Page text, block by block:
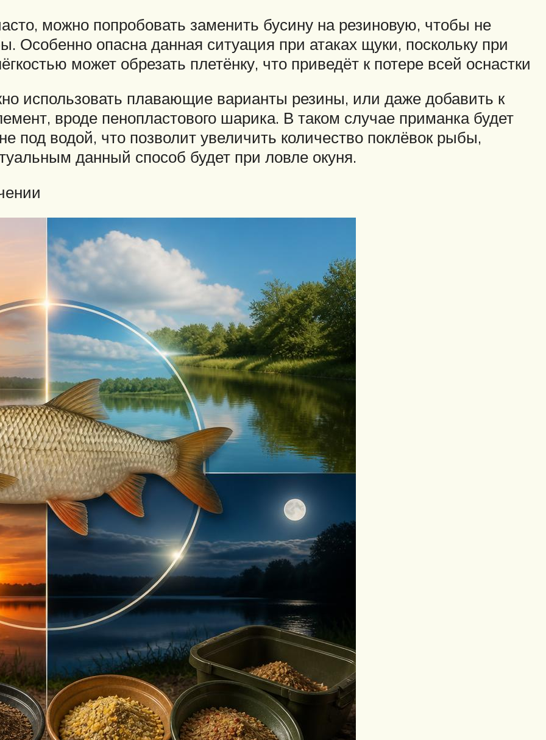
можно попробовать заменить бусину на резиновую, чтобы не
Особенно опасна данная ситуация при атаках щуки, поскольку при
может обрезать плетёнку, что приведёт к потере всей оснастки
использовать плавающие варианты резины, или даже добавить к
вроде пенопластового шарика. В таком случае приманка будет
под водой, что позволит увеличить количество поклёвок рыбы,
данный способ будет при ловле окуня.